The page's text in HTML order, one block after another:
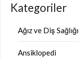
Kategoriler
Ağız ve Diş Sağlığı
Ansiklopedi